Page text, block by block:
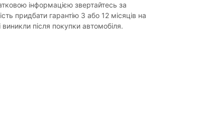
інформацією звертайтесь за
придбати гарантію 3 або 12 місяців на
виникли після покупки автомобіля.